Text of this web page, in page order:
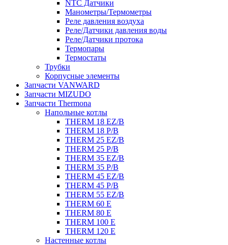
NTC Датчики
Манометры/Термометры
Реле давления воздуха
Реле/Датчики давления воды
Реле/Датчики протока
Термопары
Термостаты
Трубки
Корпусные элементы
Запчасти VANWARD
Запчасти MIZUDO
Запчасти Thermona
Напольные котлы
THERM 18 EZ/B
THERM 18 P/B
THERM 25 EZ/B
THERM 25 P/B
THERM 35 EZ/B
THERM 35 P/B
THERM 45 EZ/B
THERM 45 P/B
THERM 55 EZ/B
THERM 60 E
THERM 80 E
THERM 100 E
THERM 120 E
Настенные котлы